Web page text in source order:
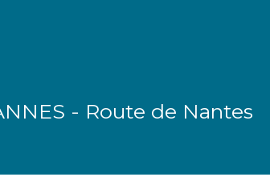
- Route de Nantes